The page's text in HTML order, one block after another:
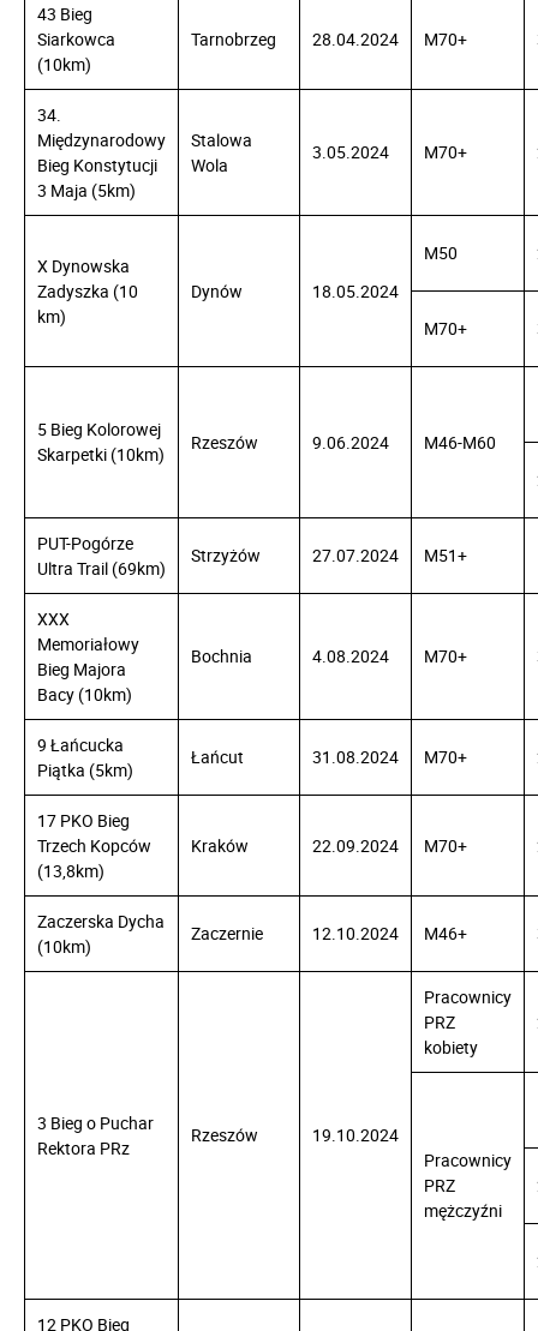
43 Bieg
Siarkowca
(10km)
Tarnobrzeg 28.04.2024 M70+
34.
Międzynarodowy
Bieg Konstytucji
3 Maja (5km)
Stalowa
Wola
3.05.2024 M70+
X Dynowska
Zadyszka (10
km)
Dynów 18.05.2024
M50
M70+
5 Bieg Kolorowej
Skarpetki (10km)
Rzeszów 9.06.2024 M46-M60
PUT-Pogórze
Ultra Trail (69km)
Strzyżów 27.07.2024 M51+
XXX
Memoriałowy
Bieg Majora
Bacy (10km)
Bochnia 4.08.2024 M70+
9 Łańcucka
Piątka (5km)
Łańcut 31.08.2024 M70+
17 PKO Bieg
Trzech Kopców
(13,8km)
Kraków 22.09.2024 M70+
Zaczerska Dycha
(10km)
Zaczernie 12.10.2024 M46+
3 Bieg o Puchar
Rektora PRz
Rzeszów 19.10.2024
Pracownicy
PRZ
kobiety
Pracownicy
PRZ
mężczyźni
12 PKO Bieg